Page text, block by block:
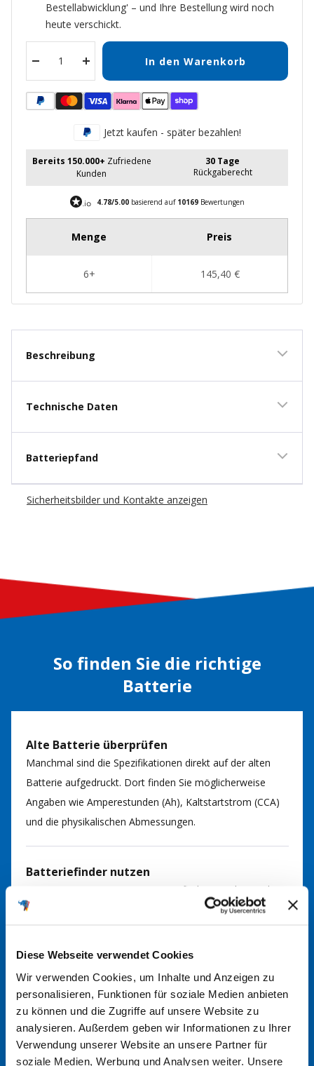
Diese Webseite verwendet Cookies
Wir verwenden Cookies, um Inhalte und Anzeigen zu
personalisieren, Funktionen für soziale Medien anbieten
zu können und die Zugriffe auf unsere Website zu
analysieren. Außerdem geben wir Informationen zu Ihrer
Verwendung unserer Website an unsere Partner für
soziale Medien, Werbung und Analysen weiter. Unsere
Bestellabwicklung' – und Ihre Bestellung wird noch
heute verschickt.
Menge
verringern
Menge
erhöhen
In den Warenkorb
Jetzt kaufen - später bezahlen!
Bereits 150.000+ Zufriedene
Kunden
30 Tage
Rückgaberecht
4.78/5.00basierend auf 10169Bewertungen
Beschreibung
Technische Daten
Batteriepfand
Sicherheitsbilder und Kontakte anzeigen
So finden Sie die richtige
Batterie
Alte Batterie überprüfen
Manchmal sind die Spezifikationen direkt auf der alten
Batterie aufgedruckt. Dort finden Sie möglicherweise
Angaben wie Amperestunden (Ah), Kaltstartstrom (CCA)
und die physikalischen Abmessungen.
Batteriefinder nutzen
Batteriefinder
. Durch Eingabe
von Fahrzeugmarke, Modell und Motorisierung können
Fragen kommen Sie gerne auf uns zu.
Im Handbuch nachsehen
In der Regel finden Sie im Handbuch Ihres Fahrzeugs
Informationen über den richtigen Batterietyp. Hier werden
die erforderlichen Spezifikationen und Größen angegeben.